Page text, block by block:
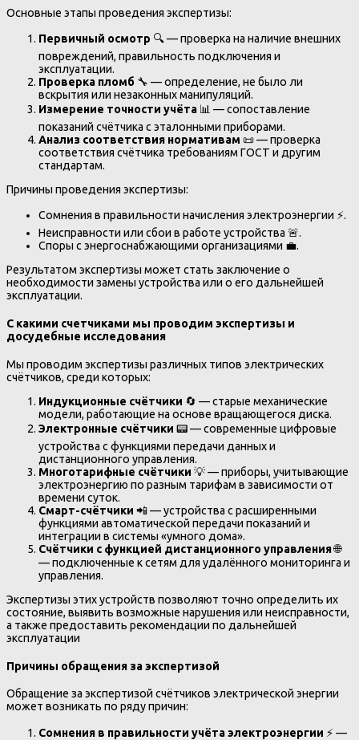
Основные этапы проведения экспертизы:
Первичный осмотр 🔍 — проверка на наличие внешних
повреждений, правильность подключения и
эксплуатации.
Проверка пломб 🔧 — определение, не было ли
вскрытия или незаконных манипуляций.
Измерение точности учёта 📊 — сопоставление
показаний счётчика с эталонными приборами.
Анализ соответствия нормативам 📜 — проверка
соответствия счётчика требованиям ГОСТ и другим
стандартам.
Причины проведения экспертизы:
Сомнения в правильности начисления электроэнергии ⚡.
Неисправности или сбои в работе устройства 🚨.
Споры с энергоснабжающими организациями 💼.
Результатом экспертизы может стать заключение о
необходимости замены устройства или о его дальнейшей
эксплуатации.
С какими счетчиками мы проводим экспертизы и
досудебные исследования
Мы проводим экспертизы различных типов электрических
счётчиков, среди которых:
Индукционные счётчики 🔄 — старые механические
модели, работающие на основе вращающегося диска.
Электронные счётчики 📟 — современные цифровые
устройства с функциями передачи данных и
дистанционного управления.
Многотарифные счётчики 💡 — приборы, учитывающие
электроэнергию по разным тарифам в зависимости от
времени суток.
Смарт-счётчики 📲 — устройства с расширенными
функциями автоматической передачи показаний и
интеграции в системы «умного дома».
Счётчики с функцией дистанционного управления🌐
— подключенные к сетям для удалённого мониторинга и
управления.
Экспертизы этих устройств позволяют точно определить их
состояние, выявить возможные нарушения или неисправности,
а также предоставить рекомендации по дальнейшей
эксплуатации
Причины обращения за экспертизой
Обращение за экспертизой счётчиков электрической энергии
может возникать по ряду причин:
Сомнения в правильности учёта электроэнергии ⚡ —